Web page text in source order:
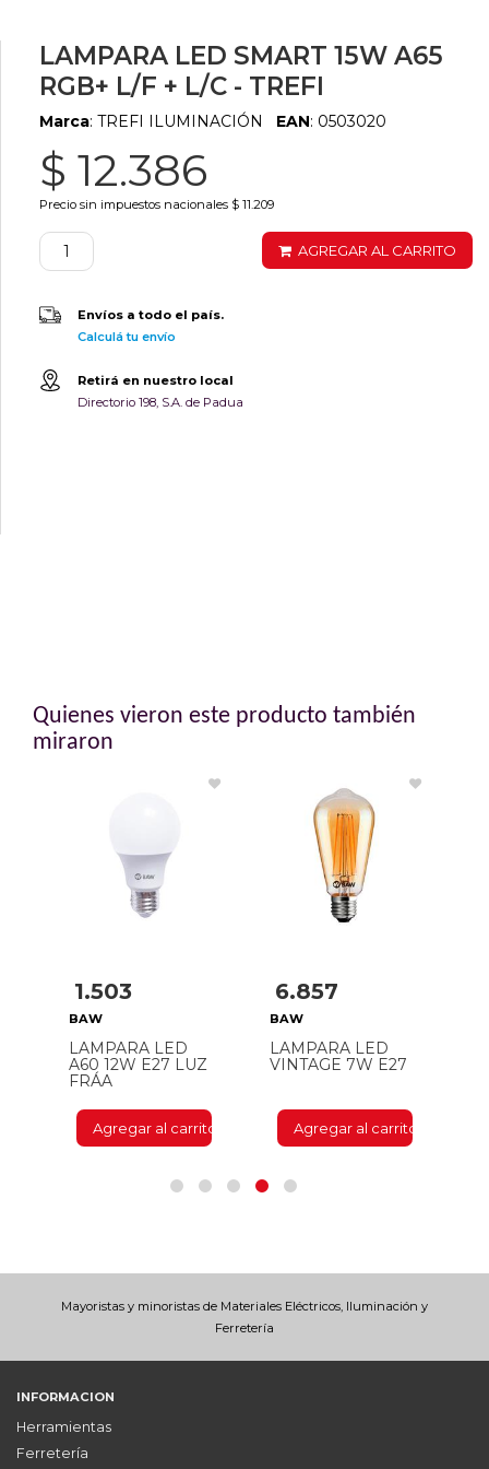
LAMPARA LED SMART 15W A65
RGB+ L/F + L/C - TREFI
Marca: TREFI ILUMINACIÓN EAN: 0503020
$ 12.386
Precio sin impuestos nacionales $ 11.209
AGREGAR AL CARRITO
Envíos a todo el país.
Calculá tu envío
Retirá en nuestro local
Directorio 198, S.A. de Padua
Quienes vieron este producto también
miraron
1.503
BAW
LAMPARA LED
A60 12W E27 LUZ
FRÁA
Agregar al carrito
6.857
BAW
LAMPARA LED
VINTAGE 7W E27
Agregar al carrito
Mayoristas y minoristas de Materiales Eléctricos, Iluminación y
Ferretería
INFORMACION
Herramientas
Ferretería